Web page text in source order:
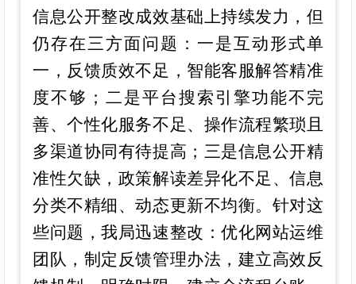
信息公开整改成效基础上持续发力，但
仍存在三方面问题：一是互动形式单
一，反馈质效不足，智能客服解答精准
度不够；二是平台搜索引擎功能不完
善、个性化服务不足、操作流程繁琐且
多渠道协同有待提高；三是信息公开精
准性欠缺，政策解读差异化不足、信息
分类不精细、动态更新不均衡。针对这
些问题，我局迅速整改：优化网站运维
团队，制定反馈管理办法，建立高效反